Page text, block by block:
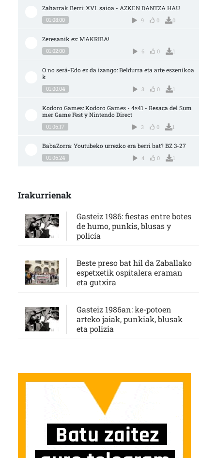
Zaharrak Berri: XVI. saioa - AZKEN DANTZA HAU
01:08:00 9 0 0
Zeresanik ez: MAKRIBA!
01:02:00 6 0 1
O no será-Edo ez da izango: Beldurra eta arte eszenikoa
k
01:00:04 3 0 1
Kodoro Games: Kodoro Games - 4×41 - Resaca del Sum
mer Game Fest y Nintendo Direct
01:06:17 3 0 1
BabaZorra: Youtubeko urrezko era berri bat? BZ 3-27
01:06:24 4 0 1
Irakurrienak
Gasteiz 1986: fiestas entre botes
de humo, punkis, blusas y
policía
Beste preso bat hil da Zaballako
espetxetik ospitalera eraman
eta gutxira
Gasteiz 1986an: ke-potoen
arteko jaiak, punkiak, blusak
eta polizia